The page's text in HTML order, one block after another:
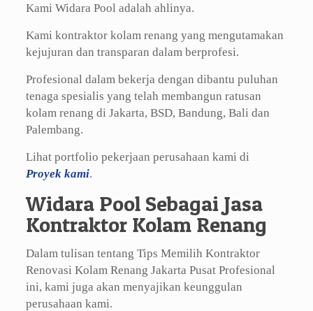
Kami Widara Pool adalah ahlinya.
Kami kontraktor kolam renang yang mengutamakan
kejujuran dan transparan dalam berprofesi.
Profesional dalam bekerja dengan dibantu puluhan
tenaga spesialis yang telah membangun ratusan
kolam renang di Jakarta, BSD, Bandung, Bali dan
Palembang.
Lihat portfolio pekerjaan perusahaan kami di
Proyek kami.
Widara Pool Sebagai Jasa
Kontraktor Kolam Renang
Dalam tulisan tentang Tips Memilih Kontraktor
Renovasi Kolam Renang Jakarta Pusat Profesional
ini, kami juga akan menyajikan keunggulan
perusahaan kami.